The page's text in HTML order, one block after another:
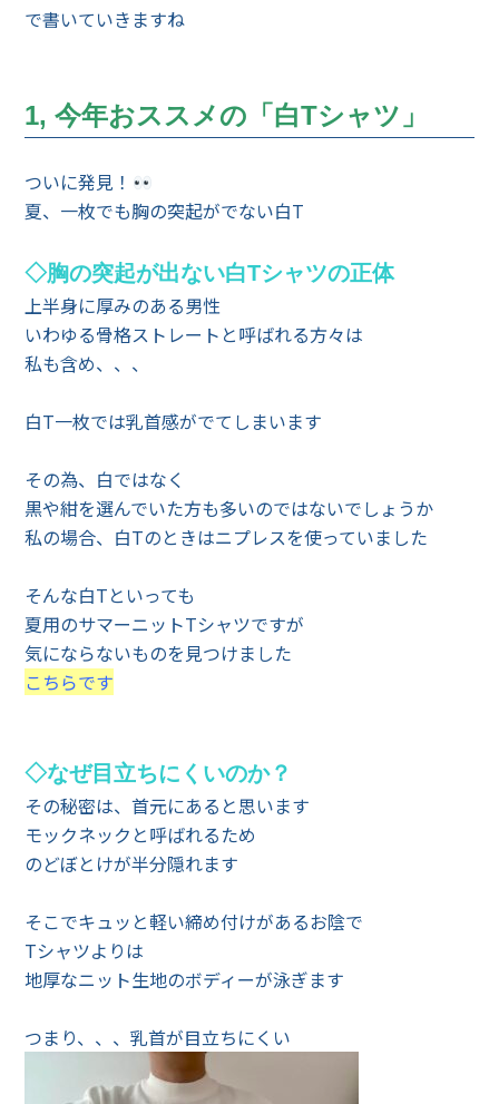
で書いていきますね
1, 今年おススメの「白Tシャツ」
ついに発見！
夏、一枚でも胸の突起がでない白T
◇胸の突起が出ない白Tシャツの正体
上半身に厚みのある男性
いわゆる骨格ストレートと呼ばれる方々は
私も含め、、、
白T一枚では乳首感がでてしまいます
その為、白ではなく
黒や紺を選んでいた方も多いのではないでしょうか
私の場合、白Tのときはニプレスを使っていました
そんな白Tといっても
夏用のサマーニットTシャツですが
気にならないものを見つけました
こちらです
◇なぜ目立ちにくいのか？
その秘密は、首元にあると思います
モックネックと呼ばれるため
のどぼとけが半分隠れます
そこでキュッと軽い締め付けがあるお陰で
Tシャツよりは
地厚なニット生地のボディーが泳ぎます
つまり、、、乳首が目立ちにくい